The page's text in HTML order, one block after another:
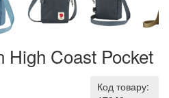
High Coast Pocket
Код товару: